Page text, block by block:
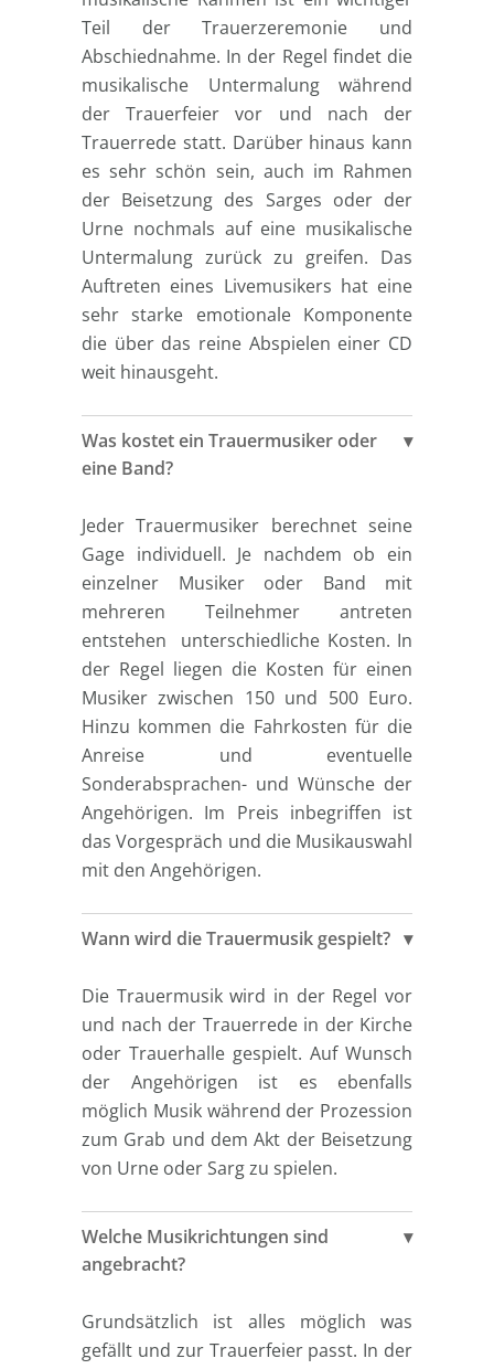
Teil der Trauerzeremonie und
Abschiednahme. In der Regel findet die
musikalische Untermalung während
der Trauerfeier vor und nach der
Trauerrede statt. Darüber hinaus kann
es sehr schön sein, auch im Rahmen
der Beisetzung des Sarges oder der
Urne nochmals auf eine musikalische
Untermalung zurück zu greifen. Das
Auftreten eines Livemusikers hat eine
sehr starke emotionale Komponente
die über das reine Abspielen einer CD
weit hinausgeht.
Was kostet ein Trauermusiker oder
eine Band?
Jeder Trauermusiker berechnet seine
Gage individuell. Je nachdem ob ein
einzelner Musiker oder Band mit
mehreren Teilnehmer antreten
entstehen unterschiedliche Kosten. In
der Regel liegen die Kosten für einen
Musiker zwischen 150 und 500 Euro.
Hinzu kommen die Fahrkosten für die
Anreise und eventuelle
Sonderabsprachen- und Wünsche der
Angehörigen. Im Preis inbegriffen ist
das Vorgespräch und die Musikauswahl
mit den Angehörigen.
Wann wird die Trauermusik gespielt?
Die Trauermusik wird in der Regel vor
und nach der Trauerrede in der Kirche
oder Trauerhalle gespielt. Auf Wunsch
der Angehörigen ist es ebenfalls
möglich Musik während der Prozession
zum Grab und dem Akt der Beisetzung
von Urne oder Sarg zu spielen.
Welche Musikrichtungen sind
angebracht?
Grundsätzlich ist alles möglich was
gefällt und zur Trauerfeier passt. In der